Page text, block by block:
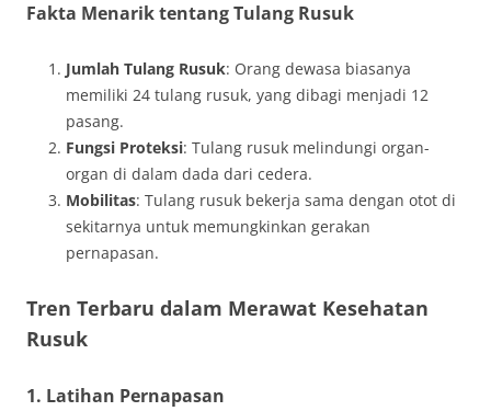
Fakta Menarik tentang Tulang Rusuk
Jumlah Tulang Rusuk: Orang dewasa biasanya
memiliki 24 tulang rusuk, yang dibagi menjadi 12
pasang.
Fungsi Proteksi: Tulang rusuk melindungi organ-
organ di dalam dada dari cedera.
Mobilitas: Tulang rusuk bekerja sama dengan otot di
sekitarnya untuk memungkinkan gerakan
pernapasan.
Tren Terbaru dalam Merawat Kesehatan
Rusuk
1. Latihan Pernapasan